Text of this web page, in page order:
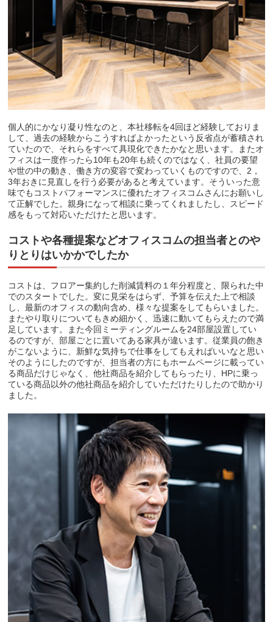
個人的にかなり凝り性なのと、本社移転を4回ほど経験しておりま
して、過去の経験からこうすればよかったという反省点が蓄積され
ていたので、それらをすべて具現化できたかなと思います。またオ
フィスは一度作ったら10年も20年も続くのではなく、社員の要望
や世の中の動き、働き方の変容で変わっていくものですので、2，
3年おきに見直しを行う必要があると考えています。そういった意
味でもコストパフォーマンスに優れたオフィスコムさんにお願いし
て正解でした。親身になって相談に乗ってくれましたし、スピード
感をもって対応いただけたと思います。
コストや各種提案などオフィスコムの担当者とのや
りとりはいかかでしたか
コストは、フロアー集約した削減賃料の１年分程度と、限られた中
でのスタートでした。変に見栄をはらず、予算を伝えた上で相談
し、最新のオフィスの動向含め、様々な提案をしてもらいました。
またやり取りについてもきめ細かく、迅速に動いてもらえたので満
足しています。また今回ミーティングルームを24部屋設置してい
るのですが、部屋ごとに置いてある家具が違います。従業員の飽き
がこないように、新鮮な気持ちで仕事をしてもえればいいなと思い
そのようにしたのですが、担当者の方にもホームページに載ってい
る商品だけじゃなく、他社商品を紹介してもらったり、HPに乗っ
ている商品以外の他社商品を紹介していただけたりしたので助かり
ました。